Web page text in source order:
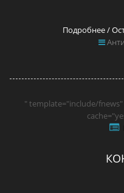
Подробнее /
" template="include/